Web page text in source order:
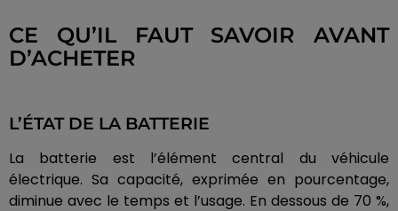
CE QU’IL FAUT SAVOIR AVANT
D’ACHETER
L’ÉTAT DE LA BATTERIE
La batterie est l’élément central du véhicule
électrique. Sa capacité, exprimée en pourcentage,
diminue avec le temps et l’usage. En dessous de 70 %,